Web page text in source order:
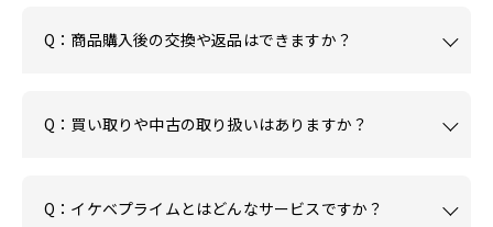
Q：商品購入後の交換や返品はできますか？
Q：買い取りや中古の取り扱いはありますか？
Q：イケベプライムとはどんなサービスですか？